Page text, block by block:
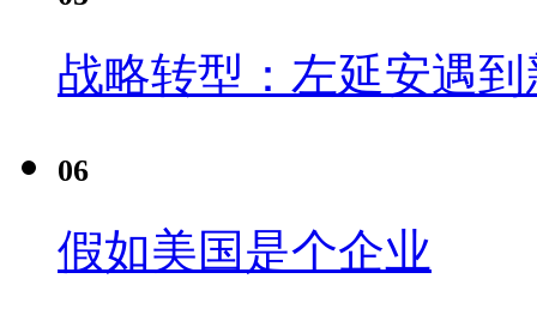
战略转型：左延安遇
06
假如美国是个企业